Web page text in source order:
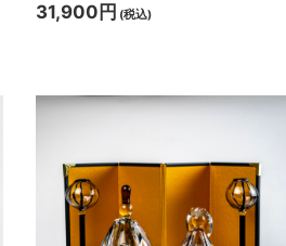
31,900円 (税込)